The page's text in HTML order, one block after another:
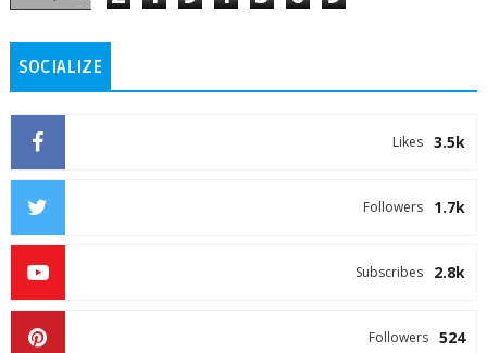
SOCIALIZE
3.5k
Likes
1.7k
Followers
2.8k
Subscribes
524
Followers